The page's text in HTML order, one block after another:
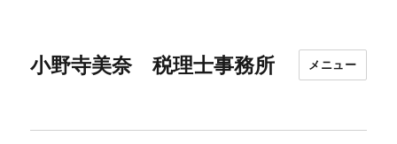
小野寺美奈 税理士事務所 メニュー